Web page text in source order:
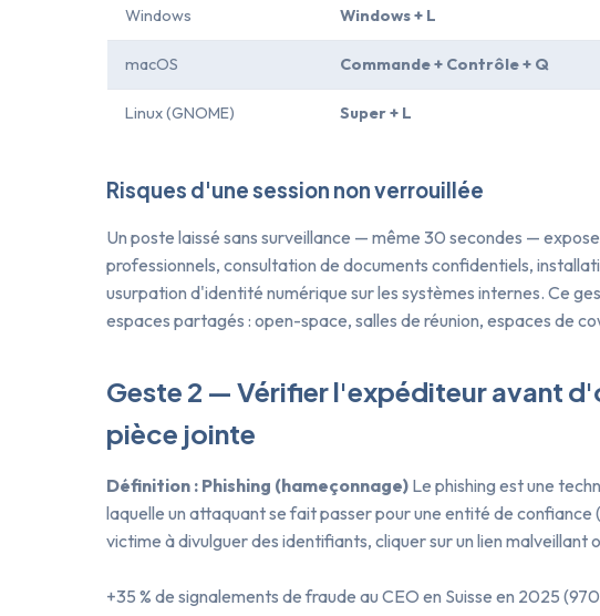
Windows Windows + L
macOS Commande + Contrôle + Q
Linux (GNOME) Super + L
Risques d'une session non verrouillée
Un poste laissé sans surveillance — même 30 secondes —
professionnels, consultation de documents confidentiels,
usurpation d'identité numérique sur les systèmes internes. Ce
espaces partagés : open-space, salles de réunion, espaces de
Geste 2 — Vérifier l'expéditeur avant
pièce jointe
Définition : Phishing (hameçonnage) Le phishing est une
laquelle un attaquant se fait passer pour une entité de
victime à divulguer des identifiants, cliquer sur un lien
+35 % de signalements de fraude au CEO en Suisse en 2025